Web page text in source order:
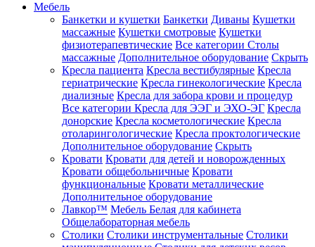
Мебель
Банкетки и кушетки Банкетки Диваны Кушетки
массажные Кушетки смотровые Кушетки
физиотерапевтические Все категории Столы
массажные Дополнительное оборудование Скрыть
Кресла пациента Кресла вестибулярные Кресла
гериатрические Кресла гинекологические Кресла
диализные Кресла для забора крови и процедур
Все категории Кресла для ЭЭГ и ЭХО-ЭГ Кресла
донорские Кресла косметологические Кресла
отоларингологические Кресла проктологические
Дополнительное оборудование Скрыть
Кровати Кровати для детей и новорожденных
Кровати общебольничные Кровати
функциональные Кровати металлические
Дополнительное оборудование
Лавкор™ Мебель Белая для кабинета
Общелабораторная мебель
Столики Столики инструментальные Столики